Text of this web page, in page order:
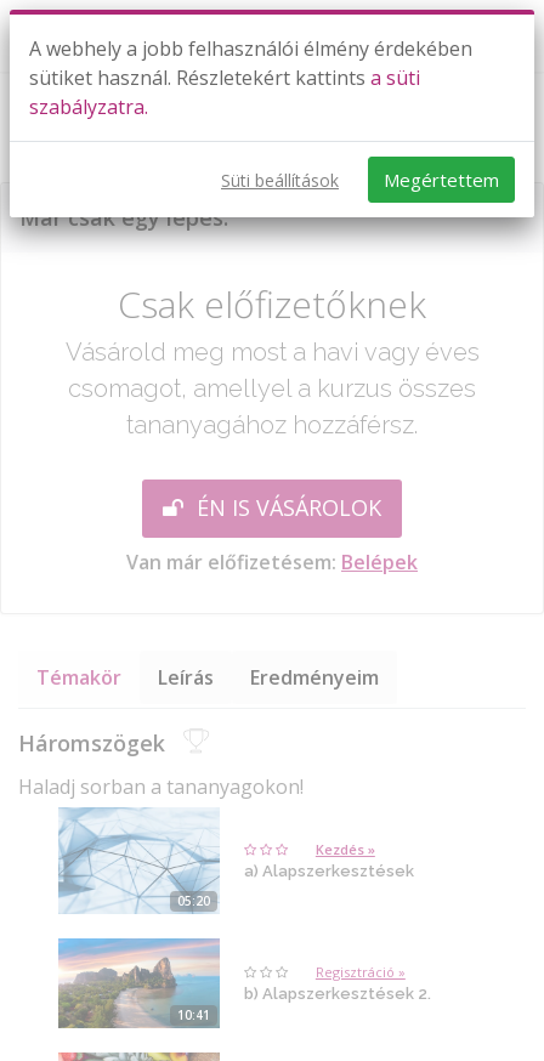
Már csak egy lépés:
Csak előfizetőknek
Vásárold meg most a havi vagy éves
csomagot, amellyel a kurzus összes
tananyagához hozzáférsz.
ÉN IS VÁSÁROLOK
Van már előfizetésem: Belépek
Témakör Leírás Eredményeim
Háromszögek
Haladj sorban a tananyagokon!
05:20
Kezdés »
a) Alapszerkesztések
10:41
Regisztráció »
b) Alapszerkesztések 2.
A webhely a jobb felhasználói élmény érdekében
sütiket használ. Részletekért kattints a süti
szabályzatra.
Süti beállítások Megértettem